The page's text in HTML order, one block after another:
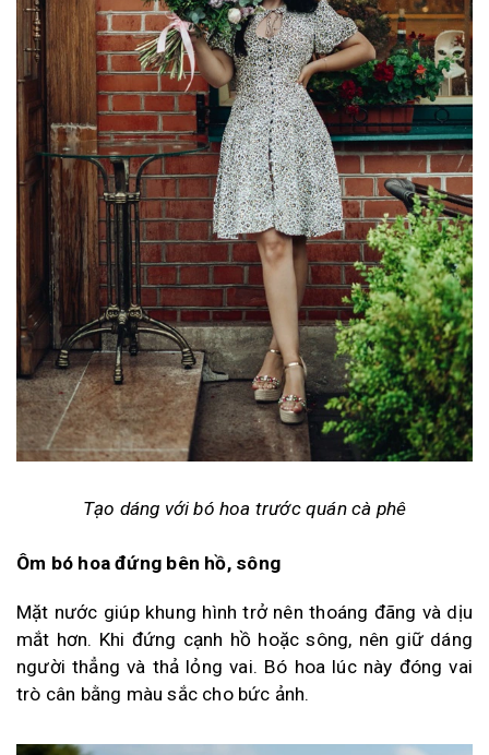
Tạo dáng với bó hoa trước quán cà phê
Ôm bó hoa đứng bên hồ, sông
Mặt nước giúp khung hình trở nên thoáng đãng và dịu
mắt hơn. Khi đứng cạnh hồ hoặc sông, nên giữ dáng
người thẳng và thả lỏng vai. Bó hoa lúc này đóng vai
trò cân bằng màu sắc cho bức ảnh.